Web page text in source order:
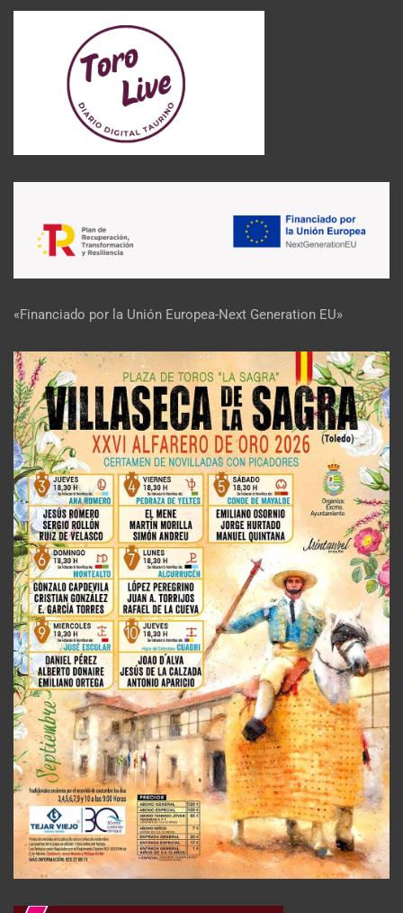
«Financiado por la Unión Europea-Next Generation EU»